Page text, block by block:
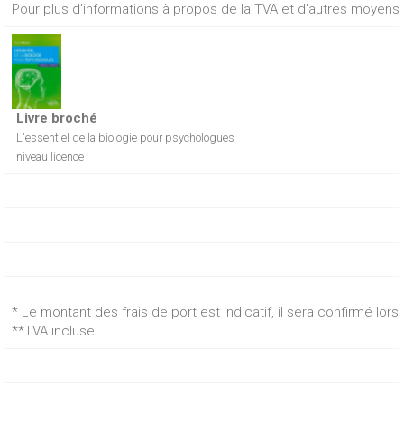
Pour plus d'informations à propos de la TVA et d'autres
Livre broché
L'essentiel de la biologie pour psychologues
niveau licence
* Le montant des frais de port est indicatif, il sera confirmé
**TVA incluse.